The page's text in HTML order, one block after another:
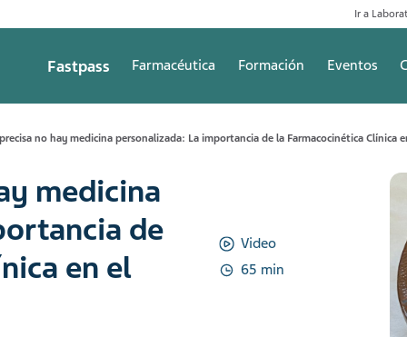
Ir a
Fastpass Farmacéutica Formación Eventos
no hay medicina personalizada: La importancia de la Farmacocinética Clínica
medicina
de
en el
Video
65 min